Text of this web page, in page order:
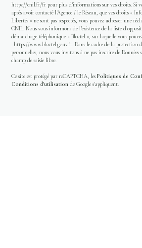
https://cnil.fr/frpour plus d’informations sur vos droits. Si
après avoir contacté l'Agence / le Réseau, que vos droits «
Libertés » ne sont pas respectés, vous pouvez adresser une
CNIL. Nous vous informons de l’existence de la liste
démarchage téléphonique « Bloctel », sur laquelle vous
: https://www.bloctel.gouv.fr. Dans le cadre de la protection
personnelles, nous vous invitons à ne pas inscrire de Données
champ de saisie libre.
Ce site est protégé par reCAPTCHA, les Politiques de
Conditions d'utilisationde Google s'appliquent.